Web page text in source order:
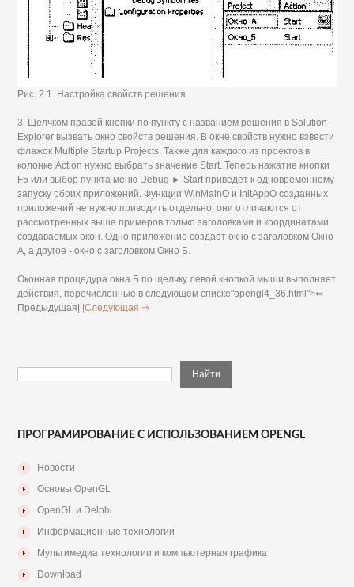
Рис. 2.1. Настройка свойств решения
3. Щелчком правой кнопки по пункту с названием решения в Solution
Explorer вызвать окно свойств решения. В окне свойств нужно взвести
флажок Multiple Startup Projects. Также для каждого из проектов в
колонке Action нужно выбрать значение Start. Теперь нажатие кнопки
F5 или выбор пункта меню Debug ► Start приведет к одновременному
запуску обоих приложений. Функции WinMainO и InitAppO созданных
приложений не нужно приводить отдельно, они отличаются от
рассмотренных выше примеров только заголовками и координатами
создаваемых окон. Одно приложение создает окно с заголовком Окно
А, а другое - окно с заголовком Окно Б.
Оконная процедура окна Б по щелчку левой кнопкой мыши выполняет
действия, перечисленные в следующем списке"opengl4_36.html">⇐
Предыдущая|
|Следующая ⇒
ПРОГРАМИРОВАНИЕ С ИСПОЛЬЗОВАНИЕМ OPENGL
Новости
Основы OpenGL
OpenGL и Delphi
Информационные технологии
Мультимедиа технологии и компьютерная графика
Download